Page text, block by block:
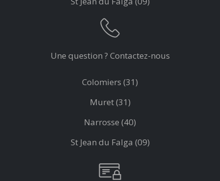
Une question ? Contactez-nous
Colomiers (31)
Muret (31)
Narrosse (40)
St Jean du Falga (09)